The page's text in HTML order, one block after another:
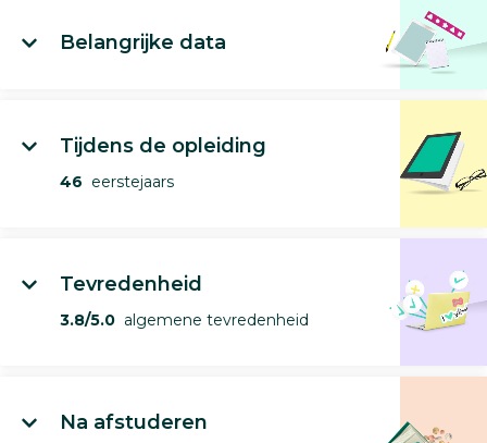
Belangrijke data
Tijdens de opleiding
46 eerstejaars
Tevredenheid
3.8/5.0 algemene tevredenheid
Na afstuderen